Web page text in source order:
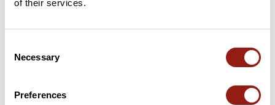
of their services.
Selection
Necessary
Preferences
64 km Col de Beaulieu 17 m
Cols extraits du catalogue du Club des Cent Cols
Résumé